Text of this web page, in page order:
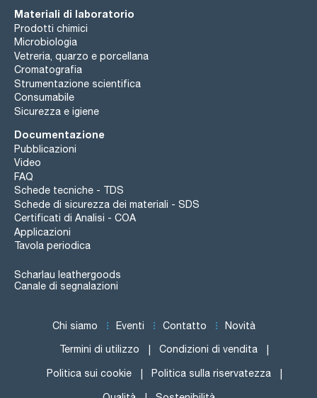
Materiali di laboratorio
Prodotti chimici
Microbiologia
Vetreria, quarzo e porcellana
Cromatografia
Strumentazione scientifica
Consumabile
Sicurezza e igiene
Documentazione
Pubblicazioni
Video
FAQ
Schede tecniche - TDS
Schede di sicurezza dei materiali - SDS
Certificati di Analisi - COA
Applicazioni
Tavola periodica
Scharlau leathergoods
Canale di segnalazioni
Chi siamo Eventi Contatto Novità
Termini di utilizzo Condizioni di vendita
Politica sui cookie Politica sulla riservatezza